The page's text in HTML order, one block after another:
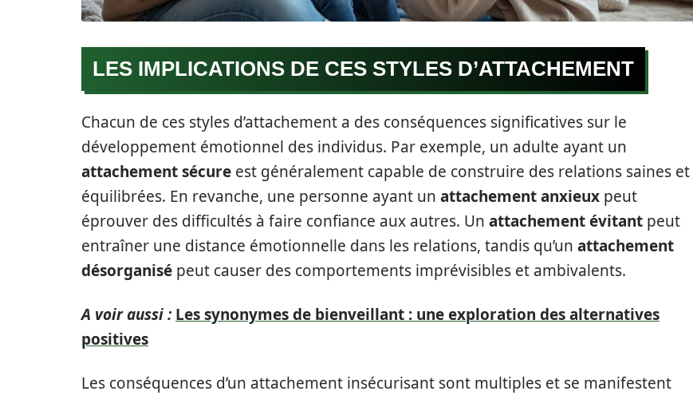
LES IMPLICATIONS DE CES STYLES D’ATTACHEMENT
Chacun de ces styles d’attachement a des conséquences significatives sur le
développement émotionnel des individus. Par exemple, un adulte ayant un
attachement sécure est généralement capable de construire des relations saines et
équilibrées. En revanche, une personne ayant un attachement anxieux peut
éprouver des difficultés à faire confiance aux autres. Un attachement évitant peut
entraîner une distance émotionnelle dans les relations, tandis qu’un attachement
désorganisé peut causer des comportements imprévisibles et ambivalents.
A voir aussi : Les synonymes de bienveillant : une exploration des alternatives
positives
Les conséquences d’un attachement insécurisant sont multiples et se manifestent